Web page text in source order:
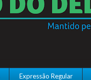
Expressão Regular